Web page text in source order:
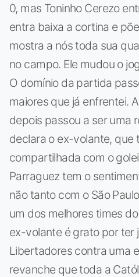
0, mas Toninho Cerezo
entra baixa a cortina e
mostra a nós toda sua
no campo. Ele mudou o
O domínio da partida
maiores que já enfrentei.
depois passou a ser uma
declara o ex-volante, que
compartilhada com o
Parraguez tem o
não tanto com o São
um dos melhores times
ex-volante é grato por ter
Libertadores contra uma
revanche que toda a